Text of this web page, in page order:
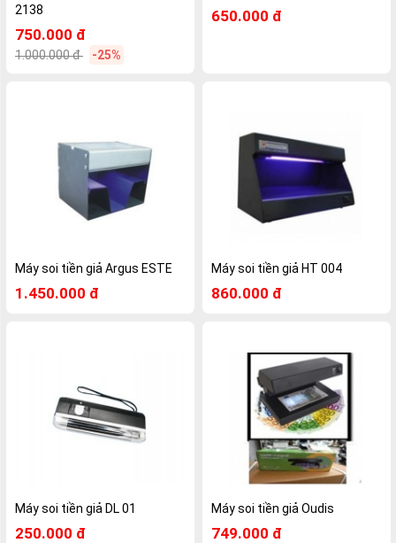
2138
750.000 đ
1.000.000 đ -25%
650.000 đ
Máy soi tiền giả Argus ESTE
1.450.000 đ
Máy soi tiền giả HT 004
860.000 đ
Máy soi tiền giả DL 01
250.000 đ
Máy soi tiền giả Oudis
749.000 đ